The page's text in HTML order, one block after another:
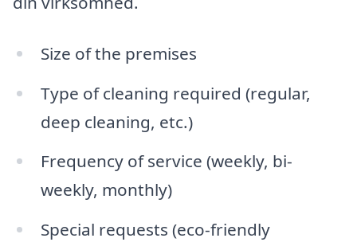
Size of the premises
Type of cleaning required (regular,
deep cleaning, etc.)
Frequency of service (weekly, bi-
weekly, monthly)
Special requests (eco-friendly